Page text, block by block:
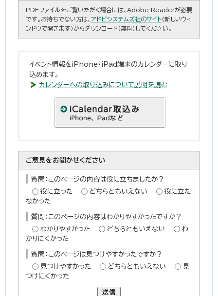
PDFファイルをご覧いただく場合には、Adobe Readerが必要
です。お持ちでない方は、 アドビシステムズ社のサイト（新しいウィ
ンドウで開きます）からダウンロード（無料）してください。
イベント情報をiPhone・iPad端末のカレンダーに取り
込めます。
カレンダーへの取り込みについて説明を読む
ご意見をお聞かせください
質問：このページの内容は役に立ちましたか？
役に立った
どちらともいえない
役に立た
なかった
質問：このページの内容はわかりやすかったですか？
わかりやすかった
どちらともいえない
わ
かりにくかった
質問：このページは見つけやすかったですか？
見つけやすかった
どちらともいえない
見
つけにくかった
送信